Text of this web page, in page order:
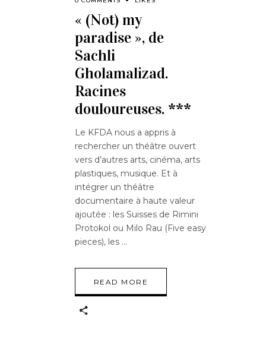
« (Not) my
paradise », de
Sachli
Gholamalizad.
Racines
douloureuses. ***
Le KFDA nous a appris à
rechercher un théâtre ouvert
vers d’autres arts, cinéma, arts
plastiques, musique. Et à
intégrer un théâtre
documentaire à haute valeur
ajoutée : les Suisses de Rimini
Protokol ou Milo Rau (Five easy
pieces), les
READ MORE